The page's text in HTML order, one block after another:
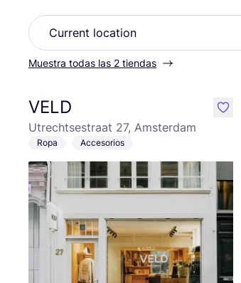
Muestra todas las 2 tiendas
VELD
Utrechtsestraat 27, Amsterdam
Ropa Accesorios
like